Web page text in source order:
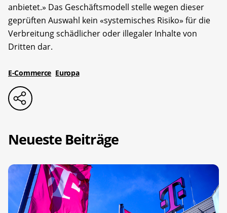
anbietet.» Das Geschäftsmodell stelle wegen dieser
geprüften Auswahl kein «systemisches Risiko» für die
Verbreitung schädlicher oder illegaler Inhalte von
Dritten dar.
E-Commerce Europa
Neueste Beiträge